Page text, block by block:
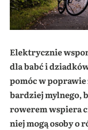
Elektrycznie
dla babć i
pomóc w
bardziej mylnego,
rowerem wspiera
niej mogą osoby o